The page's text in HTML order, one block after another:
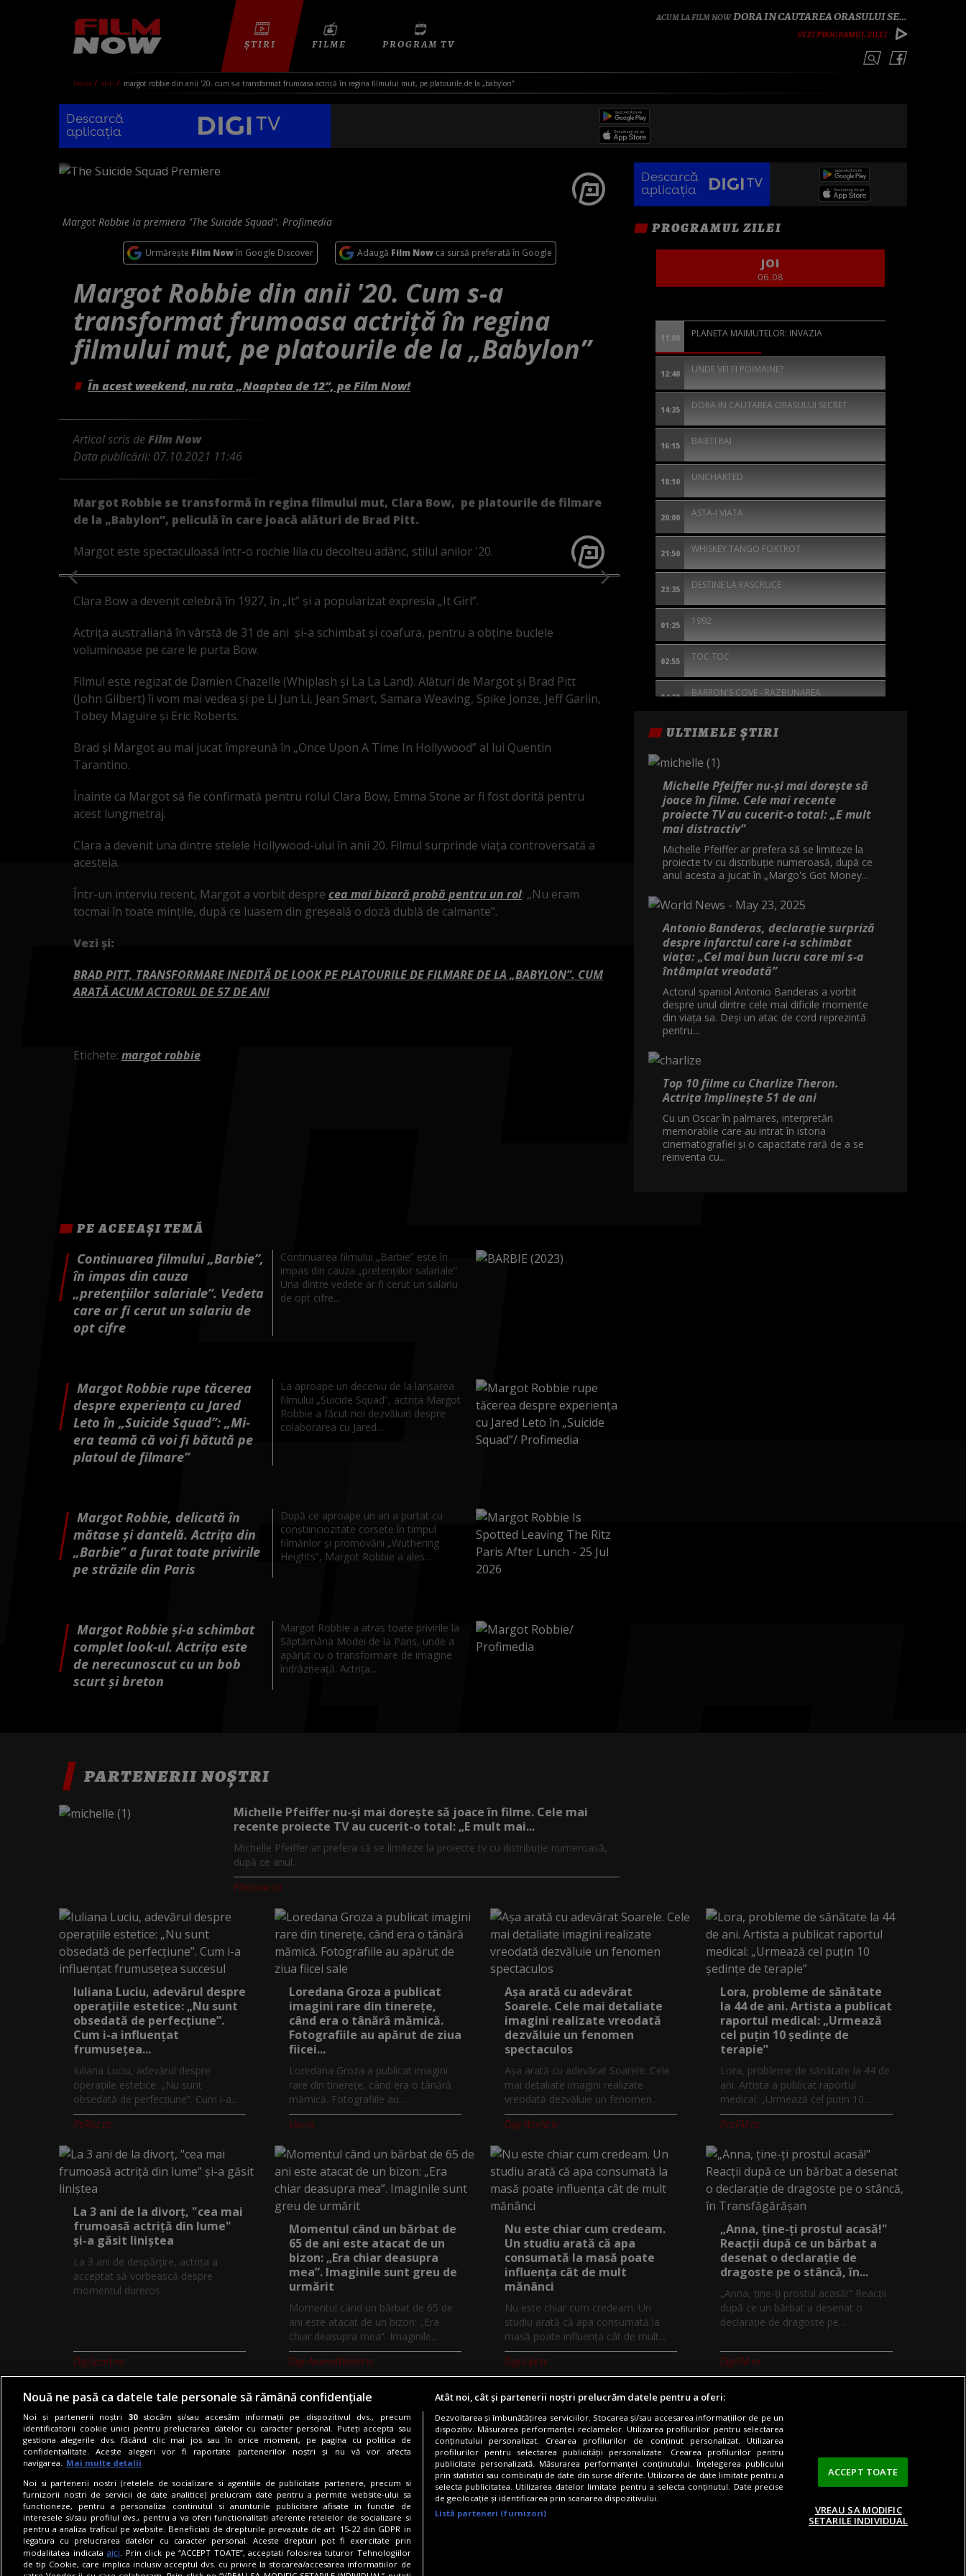
DORA IN CAUTAREA ORASULUI SECRET
VEZI PROGRAMUL ZILEI
ȘTIRI FILME PROGRAM TV
home stiri margot robbie din anii '20. cum s-a transformat frumoasa actriță în regina filmului mut, pe platourile de la „babylon”
Descarcă
aplicația
Margot Robbie la premiera "The Suicide Squad". Profimedia
Urmărește Film Nowîn Google Discover Adaugă Film Nowca sursă preferată în Google
Margot Robbie din anii '20. Cum s-a
transformat frumoasa actriță în regina
filmului mut, pe platourile de la „Babylon”
În acest weekend, nu rata „Noaptea de 12”, pe Film Now!
Articol scris deFilm Now
Data publicării: 07.10.2021 11:46
Margot Robbie se transformă în regina filmului mut, Clara Bow, pe platourile de filmare
de la „Babylon”, peliculă în care joacă alături de Brad Pitt.
Margot este spectaculoasă într-o rochie lila cu decolteu adânc, stilul anilor '20.
Clara Bow a devenit celebră în 1927, în „It” și a popularizat expresia „It Girl”.
Actrița australiană în vârstă de 31 de ani și-a schimbat și coafura, pentru a obține buclele
voluminoase pe care le purta Bow.
Filmul este regizat de Damien Chazelle (Whiplash și La La Land). Alături de Margot și Brad Pitt
(John Gilbert) îi vom mai vedea și pe Li Jun Li, Jean Smart, Samara Weaving, Spike Jonze, Jeff Garlin,
Tobey Maguire și Eric Roberts.
Brad și Margot au mai jucat împreună în „Once Upon A Time In Hollywood” al lui Quentin
Tarantino.
Înainte ca Margot să fie confirmată pentru rolul Clara Bow, Emma Stone ar fi fost dorită pentru
acest lungmetraj.
Clara a devenit una dintre stelele Hollywood-ului în anii 20. Filmul surprinde viața controversată a
acesteia.
Într-un interviu recent, Margot a vorbit despre cea mai bizară probă pentru un rol: „Nu eram
tocmai în toate mințile, după ce luasem din greșeală o doză dublă de calmante”.
Vezi și:
BRAD PITT, TRANSFORMARE INEDITĂ DE LOOK PE PLATOURILE DE FILMARE DE LA „BABYLON”. CUM
ARATĂ ACUM ACTORUL DE 57 DE ANI
Etichete: margot robbie
Descarcă
aplicația
PROGRAMUL ZILEI
JOI
06.08
11:00 PLANETA MAIMUTELOR: INVAZIA
12:40 UNDE VEI FI POIMAINE?
14:35 DORA IN CAUTAREA ORASULUI SECRET
16:15 BAIETI RAI
18:10 UNCHARTED
20:00 ASTA-I VIATA
21:50 WHISKEY TANGO FOXTROT
23:35 DESTINE LA RASCRUCE
01:25 1992
02:55 TOC TOC
04:30 BARRON'S COVE - RAZBUNAREA
ULTIMELE ȘTIRI
Michelle Pfeiffer nu-și mai dorește să
joace în filme. Cele mai recente
proiecte TV au cucerit-o total: „E mult
mai distractiv”
Michelle Pfeiffer ar prefera să se limiteze la
proiecte tv cu distribuție numeroasă, după ce
anul acesta a jucat în „Margo's Got Money...
Antonio Banderas, declarație surpriză
despre infarctul care i-a schimbat
viața: „Cel mai bun lucru care mi s-a
întâmplat vreodată”
Actorul spaniol Antonio Banderas a vorbit
despre unul dintre cele mai dificile momente
din viața sa. Deși un atac de cord reprezintă
pentru...
Top 10 filme cu Charlize Theron.
Actrița împlinește 51 de ani
Cu un Oscar în palmares, interpretări
memorabile care au intrat în istoria
cinematografiei și o capacitate rară de a se
reinventa cu...
PE ACEEAȘI TEMĂ
Continuarea filmului „Barbie”,
în impas din cauza
„pretențiilor salariale”. Vedeta
care ar fi cerut un salariu de
opt cifre
Continuarea filmului „Barbie” este în
impas din cauza „pretențiilor salariale”.
Una dintre vedete ar fi cerut un salariu
de opt cifre...
Margot Robbie rupe tăcerea
despre experiența cu Jared
Leto în „Suicide Squad”: „Mi-
era teamă că voi fi bătută pe
platoul de filmare”
La aproape un deceniu de la lansarea
filmului „Suicide Squad”, actrița Margot
Robbie a făcut noi dezvăluiri despre
colaborarea cu Jared...
Margot Robbie, delicată în
mătase și dantelă. Actrița din
„Barbie” a furat toate privirile
pe străzile din Paris
După ce aproape un an a purtat cu
conștiinciozitate corsete în timpul
filmărilor și promovării „Wuthering
Heights”, Margot Robbie a ales...
Margot Robbie și-a schimbat
complet look-ul. Actrița este
de nerecunoscut cu un bob
scurt și breton
Margot Robbie a atras toate privirile la
Săptămâna Modei de la Paris, unde a
apărut cu o transformare de imagine
îndrăzneață. Actrița...
PARTENERII NOȘTRI
Michelle Pfeiffer nu-și mai dorește să joace în filme. Cele mai
recente proiecte TV au cucerit-o total: „E mult mai...
Michelle Pfeiffer ar prefera să se limiteze la proiecte tv cu distribuție numeroasă,
după ce anul...
Filmnow.ro
Iuliana Luciu, adevărul despre
operațiile estetice: „Nu sunt
obsedată de perfecțiune”.
Cum i-a influențat
frumusețea...
Iuliana Luciu, adevărul despre
operațiile estetice: „Nu sunt
obsedată de perfecțiune”. Cum i-a...
PeRoz.ro
Loredana Groza a publicat
imagini rare din tinerețe,
când era o tânără mămică.
Fotografiile au apărut de ziua
fiicei...
Loredana Groza a publicat imagini
rare din tinerețe, când era o tânără
mămică. Fotografiile au...
Utv.ro
Așa arată cu adevărat
Soarele. Cele mai detaliate
imagini realizate vreodată
dezvăluie un fenomen
spectaculos
Așa arată cu adevărat Soarele. Cele
mai detaliate imagini realizate
vreodată dezvăluie un fenomen...
Digi-World.tv
Lora, probleme de sănătate
la 44 de ani. Artista a publicat
raportul medical: „Urmează
cel puțin 10 ședințe de
terapie”
Lora, probleme de sănătate la 44 de
ani. Artista a publicat raportul
medical: „Urmează cel puțin 10...
ProFM.ro
La 3 ani de la divorț, "cea mai
frumoasă actriță din lume"
și-a găsit liniștea
La 3 ani de despărțire, actrița a
acceptat să vorbească despre
momentul dureros.
DigiSport.ro
Momentul când un bărbat de
65 de ani este atacat de un
bizon: „Era chiar deasupra
mea”. Imaginile sunt greu de
urmărit
Momentul când un bărbat de 65 de
ani este atacat de un bizon: „Era
chiar deasupra mea”. Imaginile...
Digi-AnimalWorld.tv
Nu este chiar cum credeam.
Un studiu arată că apa
consumată la masă poate
influența cât de mult
mănânci
Nu este chiar cum credeam. Un
studiu arată că apa consumată la
masă poate influența cât de mult...
Digi-Life.tv
„Anna, ţine-ţi prostul acasă!"
Reacţii după ce un bărbat a
desenat o declaraţie de
dragoste pe o stâncă, în...
„Anna, ţine-ţi prostul acasă!" Reacţii
după ce un bărbat a desenat o
declaraţie de dragoste pe...
DigiFM.ro
Copyright © 2026 / DIGI ROMANIA S.A.
Termeni si conditii Politica de confidentialitate Gestionați preferințele Comunicate de presă Abonare Digi TV Contact/Info Codul etic
Urmărește-ne și pe:
Nouă ne pasă ca datele tale personale să rămână confidențiale
Noi și partenerii noștri 30stocăm și/sau accesăm informații pe dispozitivul dvs., precum
identificatorii cookie unici pentru prelucrarea datelor cu caracter personal. Puteți accepta sau
gestiona alegerile dvs. făcând clic mai jos sau în orice moment, pe pagina cu politica de
confidențialitate. Aceste alegeri vor fi raportate partenerilor noștri și nu vă vor afecta
navigarea. Mai multe detalii
Noi si partenerii nostri (retelele de socializare si agentiile de publicitate partenere, precum si
furnizorii nostri de servicii de date analitice) prelucram date pentru a permite website-ului sa
functioneze, pentru a personaliza continutul si anunturile publicitare afisate in functie de
interesele si/sau profilul dvs., pentru a va oferi functionalitati aferente retelelor de socializare si
pentru a analiza traficul pe website. Beneficiati de drepturile prevazute de art. 15-22 din GDPR in
legatura cu prelucrarea datelor cu caracter personal. Aceste drepturi pot fi exercitate prin
modalitatea indicata aici . Prin click pe “ACCEPT TOATE”, acceptati folosirea tuturor Tehnologiilor
de tip Cookie, care implica inclusiv acceptul dvs. cu privire la stocarea/accesarea informatiilor de
Atât noi, cât și partenerii noștri prelucrăm datele pentru a oferi:
Dezvoltarea și îmbunătățirea serviciilor. Stocarea și/sau accesarea informațiilor de pe un
dispozitiv. Măsurarea performanței reclamelor. Utilizarea profilurilor pentru selectarea
conținutului personalizat. Crearea profilurilor de conținut personalizat. Utilizarea
profilurilor pentru selectarea publicității personalizate. Crearea profilurilor pentru
publicitate personalizată. Măsurarea performanței conținutului. Înțelegerea publicului
prin statistici sau combinații de date din surse diferite. Utilizarea de date limitate pentru a
selecta publicitatea. Utilizarea datelor limitate pentru a selecta conținutul. Date precise
de geolocație și identificarea prin scanarea dispozitivului.
Listă parteneri (furnizori)
ACCEPT TOATE
VREAU SA MODIFIC
SETARILE INDIVIDUAL